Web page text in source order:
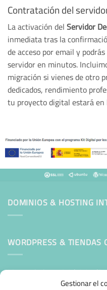
Gestionar el
Contratación del
La activación delServidor
inmediata tras la
de acceso por email y
servidor en minutos.
migración si vienes de otro
dedicados, rendimiento
tu proyecto digital estará en
DOMINIOS & HOSTING
WORDPRESS & TIENDAS
Mantenimiento Web